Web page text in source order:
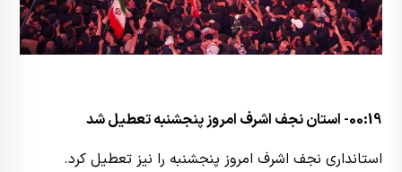
00:19- استان نجف اشرف امروز پنجشنبه تعطیل شد
استانداری نجف اشرف امروز پنجشنبه را نیز تعطیل کرد.